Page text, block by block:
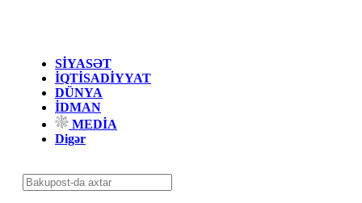
SİYASƏT
İQTİSADİYYAT
DÜNYA
İDMAN
MEDİA
Digər